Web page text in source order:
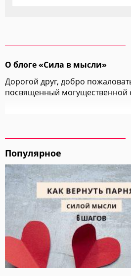
О блоге «Сила в мысли»
Дорогой друг, добро
посвященный могущественной
множество техник и методик,
Мы обратимся к огромному
опыту авторов, ученых и
самое ценное и самое лучшее.
Изучайте Силу Мысли вместе
этой жизни ВСЕ, что вы хотите!
С любовью, Елизавета Волкова
Популярное